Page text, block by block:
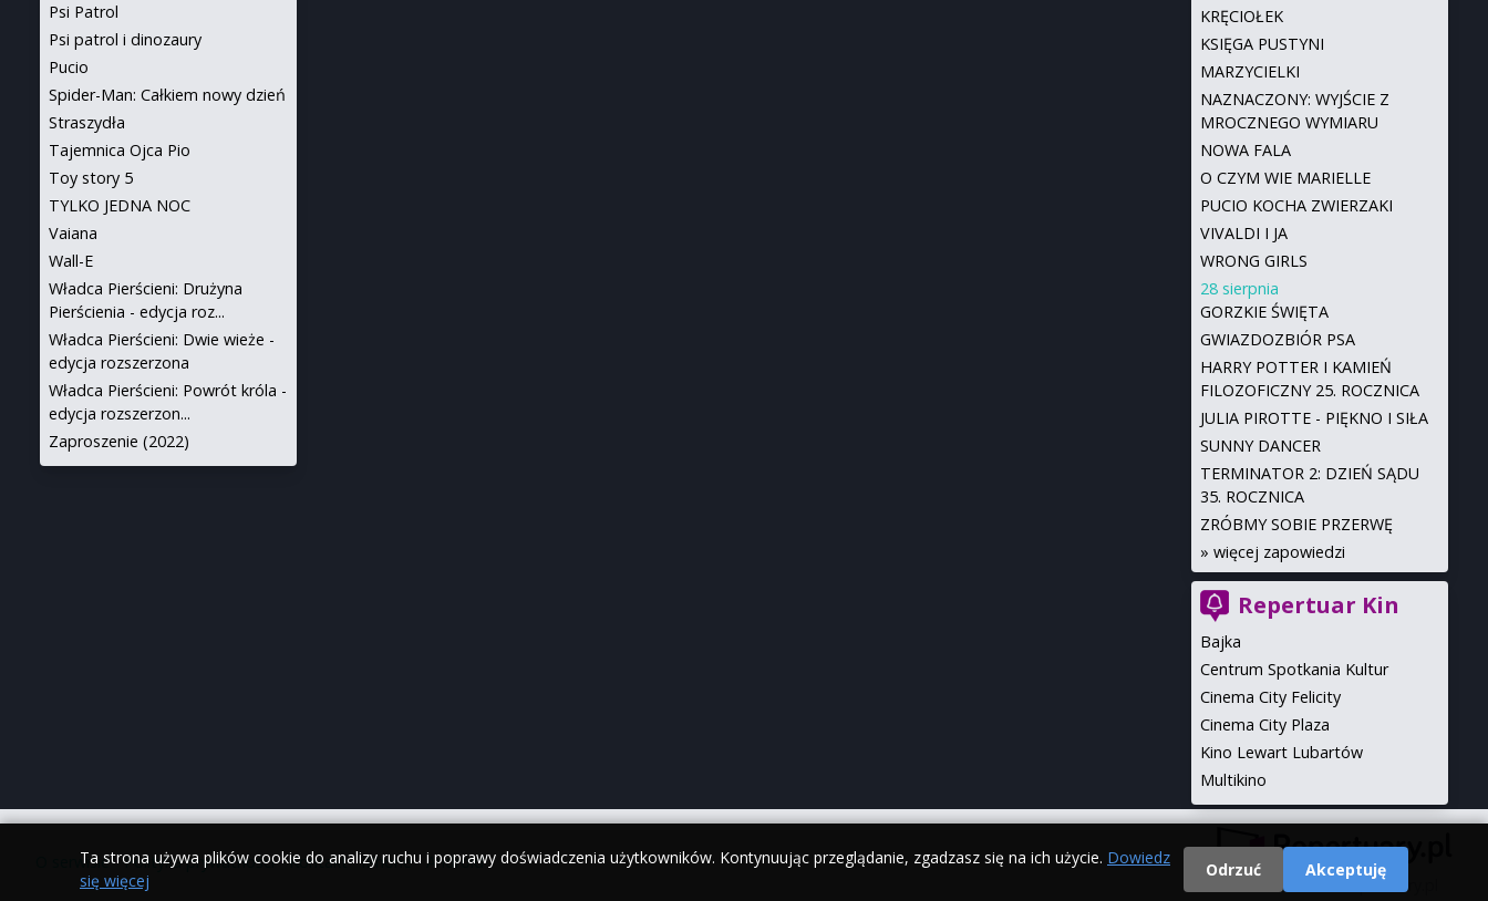
Ta strona używa plików cookie do analizy ruchu i poprawy doświadczenia użytkowników. Kontynuując przeglądanie, zgadzasz się na ich użycie. Dowiedz
się więcej
Odrzuć Akceptuję
KRĘCIOŁEK
KSIĘGA PUSTYNI
MARZYCIELKI
NAZNACZONY: WYJŚCIE Z
MROCZNEGO WYMIARU
NOWA FALA
O CZYM WIE MARIELLE
PUCIO KOCHA ZWIERZAKI
VIVALDI I JA
WRONG GIRLS
28 sierpnia
GORZKIE ŚWIĘTA
GWIAZDOZBIÓR PSA
HARRY POTTER I KAMIEŃ
FILOZOFICZNY 25. ROCZNICA
JULIA PIROTTE - PIĘKNO I SIŁA
SUNNY DANCER
TERMINATOR 2: DZIEŃ SĄDU
35. ROCZNICA
ZRÓBMY SOBIE PRZERWĘ
» więcej zapowiedzi
Repertuar Kin
Bajka
Centrum Spotkania Kultur
Cinema City Felicity
Cinema City Plaza
Kino Lewart Lubartów
Multikino
Psi Patrol
Psi patrol i dinozaury
Pucio
Spider-Man: Całkiem nowy dzień
Straszydła
Tajemnica Ojca Pio
Toy story 5
TYLKO JEDNA NOC
Vaiana
Wall-E
Władca Pierścieni: Drużyna
Pierścienia - edycja roz...
Władca Pierścieni: Dwie wieże -
edycja rozszerzona
Władca Pierścieni: Powrót króla -
edycja rozszerzon...
Zaproszenie (2022)
O serwisie•Polityka prywatności•Kontakt•iPhone• Android
© 2000 - 2026 Repertuary.pl